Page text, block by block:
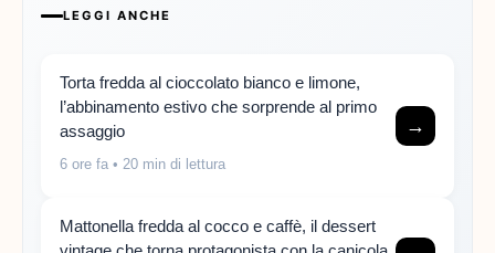
LEGGI ANCHE
Torta fredda al cioccolato bianco e limone,
l’abbinamento estivo che sorprende al primo
assaggio
6 ore fa • 20 min di lettura
→
Mattonella fredda al cocco e caffè, il dessert